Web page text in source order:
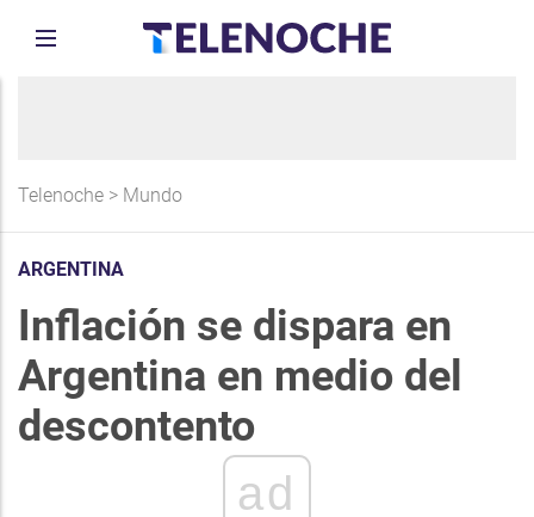
Telenoche > Mundo
ARGENTINA
Inflación se dispara en
Argentina en medio del
descontento
ad